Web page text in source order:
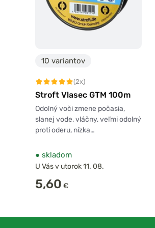
10 variantov
(2x)
Stroft Vlasec GTM 100m
Odolný voči zmene počasia,
slanej vode, vláčny, veľmi odolný
proti oderu, nízka…
● skladom
U Vás v utorok 11. 08.
5,60 €